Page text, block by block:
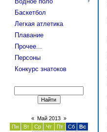
Баскетбол
Легкая атлетика
Плавание
Прочее...
Персоны
Конкурс знатоков
« Май 2013 »
Пн
Вт Ср Чт Пт Сб
Вс